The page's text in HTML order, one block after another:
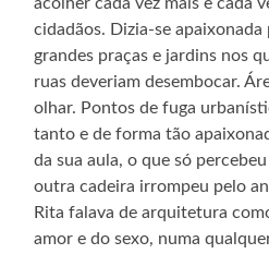
cidadãos. Dizia-se apaixonada
grandes praças e jardins nos
ruas deveriam desembocar.
olhar. Pontos de fuga
tanto e de forma tão
da sua aula, o que só
outra cadeira irrompeu pelo
Rita falava de arquitetura
amor e do sexo, numa